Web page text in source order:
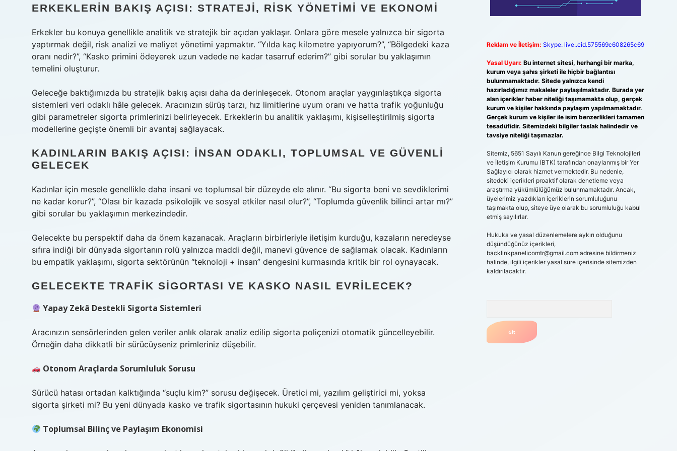
ERKEKLERIN BAKIŞ AÇISI: STRATEJI, RISK YÖNETIMI VE EKONOMI
Erkekler bu konuya genellikle analitik ve stratejik bir açıdan yaklaşır. Onlara göre mesele yalnızca bir sigorta
yaptırmak değil, risk analizi ve maliyet yönetimi yapmaktır. “Yılda kaç kilometre yapıyorum?”, “Bölgedeki kaza
oranı nedir?”, “Kasko primini ödeyerek uzun vadede ne kadar tasarruf ederim?” gibi sorular bu yaklaşımın
temelini oluşturur.
Geleceğe baktığımızda bu stratejik bakış açısı daha da derinleşecek. Otonom araçlar yaygınlaştıkça sigorta
sistemleri veri odaklı hâle gelecek. Aracınızın sürüş tarzı, hız limitlerine uyum oranı ve hatta trafik yoğunluğu
gibi parametreler sigorta primlerinizi belirleyecek. Erkeklerin bu analitik yaklaşımı, kişiselleştirilmiş sigorta
modellerine geçişte önemli bir avantaj sağlayacak.
KADINLARIN BAKIŞ AÇISI: İNSAN ODAKLI, TOPLUMSAL VE GÜVENLI
GELECEK
Kadınlar için mesele genellikle daha insani ve toplumsal bir düzeyde ele alınır. “Bu sigorta beni ve sevdiklerimi
ne kadar korur?”, “Olası bir kazada psikolojik ve sosyal etkiler nasıl olur?”, “Toplumda güvenlik bilinci artar mı?”
gibi sorular bu yaklaşımın merkezindedir.
Gelecekte bu perspektif daha da önem kazanacak. Araçların birbirleriyle iletişim kurduğu, kazaların neredeyse
sıfıra indiği bir dünyada sigortanın rolü yalnızca maddi değil, manevi güvence de sağlamak olacak. Kadınların
bu empatik yaklaşımı, sigorta sektörünün “teknoloji + insan” dengesini kurmasında kritik bir rol oynayacak.
GELECEKTE TRAFIK SIGORTASI VE KASKO NASIL EVRILECEK?
Yapay Zekâ Destekli Sigorta Sistemleri
Aracınızın sensörlerinden gelen veriler anlık olarak analiz edilip sigorta poliçenizi otomatik güncelleyebilir.
Örneğin daha dikkatli bir sürücüyseniz primleriniz düşebilir.
Otonom Araçlarda Sorumluluk Sorusu
Sürücü hatası ortadan kalktığında “suçlu kim?” sorusu değişecek. Üretici mi, yazılım geliştirici mi, yoksa
sigorta şirketi mi? Bu yeni dünyada kasko ve trafik sigortasının hukuki çerçevesi yeniden tanımlanacak.
Toplumsal Bilinç ve Paylaşım Ekonomisi
Reklam ve İletişim: Skype: live:.cid.575569c608265c69
Yasal Uyarı: Bu internet sitesi, herhangi bir marka,
kurum veya şahıs şirketi ile hiçbir bağlantısı
bulunmamaktadır. Sitede yalnızca kendi
hazırladığımız makaleler paylaşılmaktadır. Burada yer
alan içerikler haber niteliği taşımamakta olup, gerçek
kurum ve kişiler hakkında paylaşım yapılmamaktadır.
Gerçek kurum ve kişiler ile isim benzerlikleri tamamen
tesadüfidir. Sitemizdeki bilgiler taslak halindedir ve
tavsiye niteliği taşımazlar.
Sitemiz, 5651 Sayılı Kanun gereğince Bilgi Teknolojileri
ve İletişim Kurumu (BTK) tarafından onaylanmış bir Yer
Sağlayıcı olarak hizmet vermektedir. Bu nedenle,
sitedeki içerikleri proaktif olarak denetleme veya
araştırma yükümlülüğümüz bulunmamaktadır. Ancak,
üyelerimiz yazdıkları içeriklerin sorumluluğunu
taşımakta olup, siteye üye olarak bu sorumluluğu kabul
etmiş sayılırlar.
Hukuka ve yasal düzenlemelere aykırı olduğunu
düşündüğünüz içerikleri,
backlinkpanelicomtr@gmail.comadresine bildirmeniz
halinde, ilgili içerikler yasal süre içerisinde sitemizden
kaldırılacaktır.